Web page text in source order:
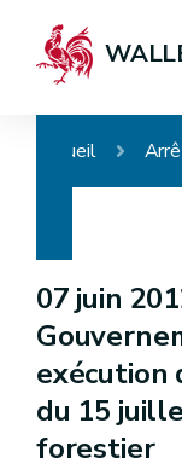
Accueil
07 juin
exécution
du 15
forestier